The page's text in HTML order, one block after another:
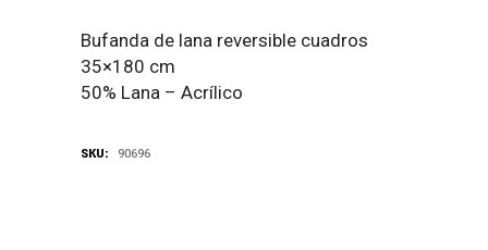
Bufanda de lana reversible cuadros
35×180 cm
50% Lana – Acrílico
SKU: 90696